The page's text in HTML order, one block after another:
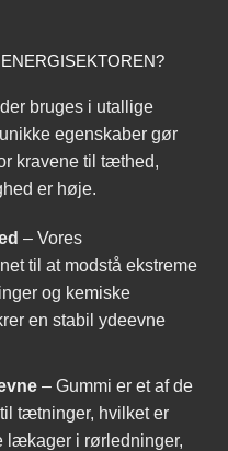
bruges i utallige
egenskaber gør
kravene til tæthed,
er høje.
– Vores
til at modstå ekstreme
og kemiske
en stabil ydeevne
– Gummi er et af de
tætninger, hvilket er
lækager i rørledninger,